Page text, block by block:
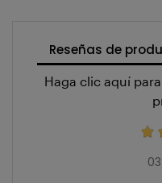
Reseñas de
Haga clic aquí